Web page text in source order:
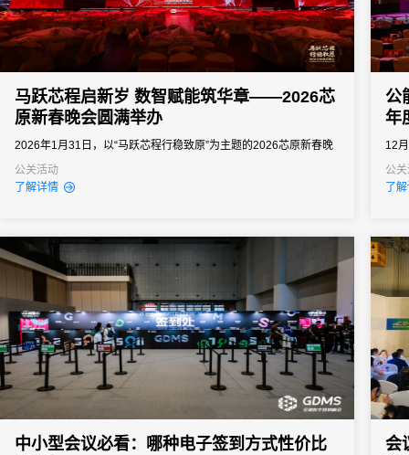
马跃芯程启新岁 数智赋能筑华章——2026芯
原新春晚会圆满举办
2026年1月31日，以“马跃芯程行稳致原”为主题的2026芯原新春晚
会在上海张江科学会堂圆满举办。
公关活动
了解详情
公
年
12
行
重
南...
公
了
中小型会议必看：哪种电子签到方式性价比
会